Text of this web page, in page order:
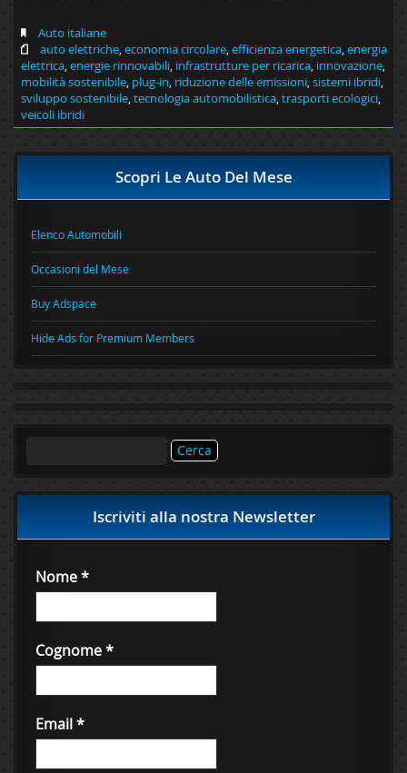
Auto italiane
auto elettriche,economia circolare,efficienza energetica,energia
elettrica,energie rinnovabili, infrastrutture per ricarica, innovazione,
mobilità sostenibile, plug-in, riduzione delle emissioni,sistemi ibridi,
sviluppo sostenibile,tecnologia automobilistica,trasporti ecologici,
veicoli ibridi
Scopri Le Auto Del Mese
Elenco Automobili
Occasioni del Mese
Buy Adspace
Hide Ads for Premium Members
Iscriviti alla nostra Newsletter
Nome*
Cognome*
Email*